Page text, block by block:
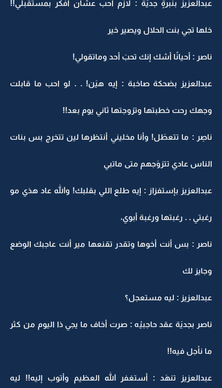
عبدالعزيز بنبرةٍ جديَة : لازم أحب عشان أفكر بمستقبلي!!
خلها تجي بنت الحلال ويصير خير
ناصر : أحيانًا أشك إنك تحبَ أحد وماتقولي!
عبدالعزيز بضحكة صاخبة : إيه هيَن! . . لو احب ما قابلت
وجهك رحت خطبتها وتزوجتها ثاني يوم بعد!!
ناصِر : ما تتعطَل! وأنا مخليني أنتظرها لين تتخرج بس بنات
الناس عادي تتزوَجهم متى ماتبي
عبدالعزيز بإستفزاز : إيه طلع اللي بقلبك! والله عاد هذي مو
رغبتي . . رغبتها ورغبة أبوي،
ناصر : بس أنت أخوها وتقدر تقنعها مير أنت عاجبك الوضع
وجايز لك
عبدالعزيز : ليه مستعجل؟
ناصر بجديَة عقد حاجبيْه : صرت أخاف ما يجي ذا اليوم من كثر
ما نأجل فيه!!
عبدالعزيز تنهَد : أستغفر الله العظيم وأتوب إليه!! ليه